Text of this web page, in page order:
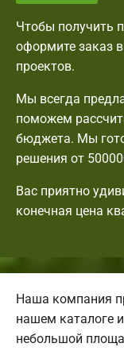
Чтобы получить
оформите заказ
проектов.
Мы всегда
поможем
бюджета. Мы
решения от
Вас приятно
конечная цена
Наша компания
нашем каталоге
небольшой